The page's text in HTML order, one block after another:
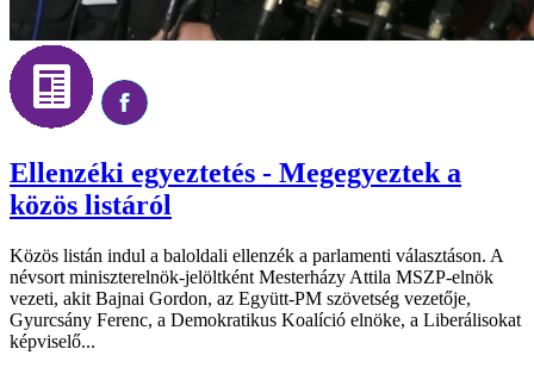
Ellenzéki egyeztetés - Megegyeztek a
közös listáról
Közös listán indul a baloldali ellenzék a parlamenti választáson. A
névsort miniszterelnök-jelöltként Mesterházy Attila MSZP-elnök
vezeti, akit Bajnai Gordon, az Együtt-PM szövetség vezetője,
Gyurcsány Ferenc, a Demokratikus Koalíció elnöke, a Liberálisokat
képviselő...